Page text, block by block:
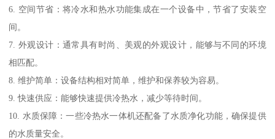
6. 空间节省：将冷水和热水功能集成在一个设备中，节省了安装空
间。
7. 外观设计：通常具有时尚、美观的外观设计，能够与不同的环境
相匹配。
8. 维护简单：设备结构相对简单，维护和保养较为容易。
9. 快速供应：能够快速提供冷热水，减少等待时间。
10. 水质保障：一些冷热水一体机还配备了水质净化功能，确保提供
的水质量安全。